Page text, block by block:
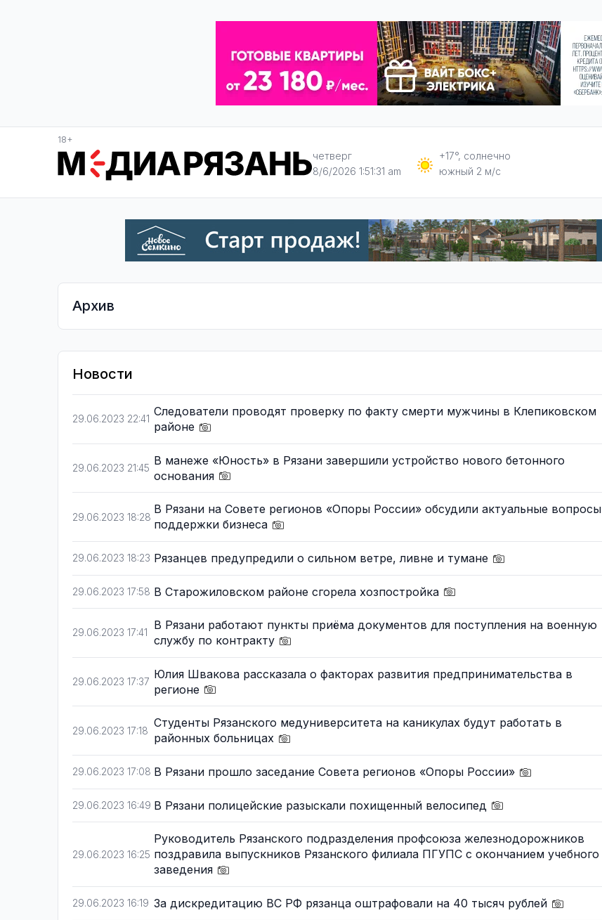
18+
четверг
8/6/2026 1:51:32 am
+17°, солнечно
южный 2 м/с
Архив
Новости
29.06.2023 22:41
Следователи проводят проверку по факту смерти мужчины в Клепиковском
районе
29.06.2023 21:45
В манеже «Юность» в Рязани завершили устройство нового бетонного
основания
29.06.2023 18:28
В Рязани на Совете регионов «Опоры России» обсудили актуальные вопросы
поддержки бизнеса
29.06.2023 18:23 Рязанцев предупредили о сильном ветре, ливне и тумане
29.06.2023 17:58 В Старожиловском районе сгорела хозпостройка
29.06.2023 17:41
В Рязани работают пункты приёма документов для поступления на военную
службу по контракту
29.06.2023 17:37
Юлия Швакова рассказала о факторах развития предпринимательства в
регионе
29.06.2023 17:18
Студенты Рязанского медуниверситета на каникулах будут работать в
районных больницах
29.06.2023 17:08 В Рязани прошло заседание Совета регионов «Опоры России»
29.06.2023 16:49 В Рязани полицейские разыскали похищенный велосипед
29.06.2023 16:25
Руководитель Рязанского подразделения профсоюза железнодорожников
поздравила выпускников Рязанского филиала ПГУПС с окончанием учебного
заведения
29.06.2023 16:19 За дискредитацию ВС РФ рязанца оштрафовали на 40 тысяч рублей